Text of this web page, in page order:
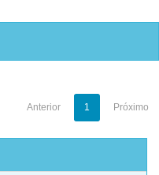
Anterior 1 Próximo